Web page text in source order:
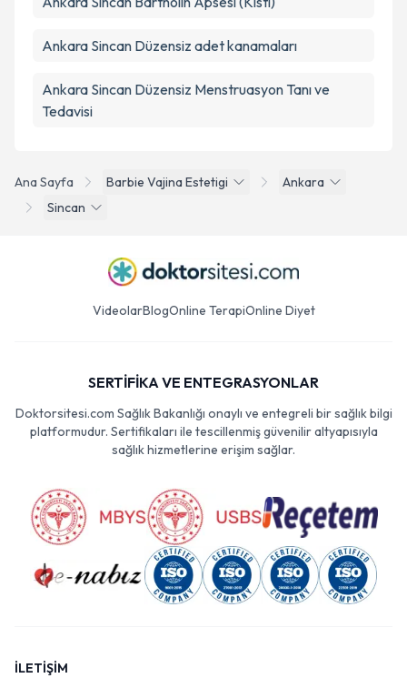
Ana Sayfa Barbie Vajina Estetigi
Ankara
Sincan
Ankara Sincan Düzensiz adet kanamaları
Ankara Sincan Düzensiz Menstruasyon Tanı ve
Tedavisi
VideolarBlogOnline TerapiOnline Diyet
SERTİFİKA VE ENTEGRASYONLAR
Doktorsitesi.com Sağlık Bakanlığı onaylı ve entegreli bir sağlık bilgi
platformudur. Sertifikaları ile tescillenmiş güvenilir altyapısıyla
sağlık hizmetlerine erişim sağlar.
İLETİŞİM